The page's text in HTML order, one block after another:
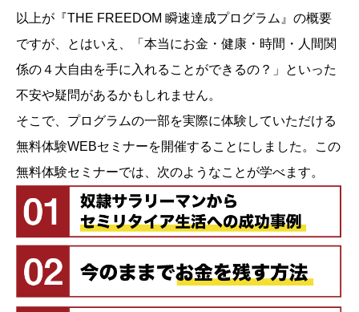
以上が『THE FREEDOM 瞬速達成プログラム』の概要
ですが、とはいえ、「本当にお金・健康・時間・人間関
係の４大自由を手に入れることができるの？」といった
不安や疑問があるかもしれません。
そこで、プログラムの一部を実際に体験していただける
無料体験WEBセミナーを開催することにしました。この
無料体験セミナーでは、次のようなことが学べます。